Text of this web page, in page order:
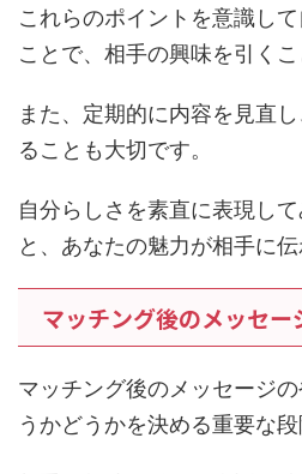
これらのポイントを意識し
ことで、相手の興味を引くこ
また、定期的に内容を見直
ることも大切です。
自分らしさを素直に表現し
と、あなたの魅力が相手に伝
マッチング後のメッセー
マッチング後のメッセージ
うかどうかを決める重要な段